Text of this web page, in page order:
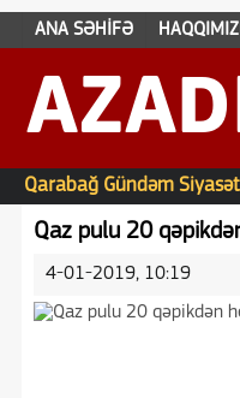
ANA SƏHİFƏ
Qarabağ Gündəm Siyasət
Qaz pulu 20
4-01-2019, 10:19